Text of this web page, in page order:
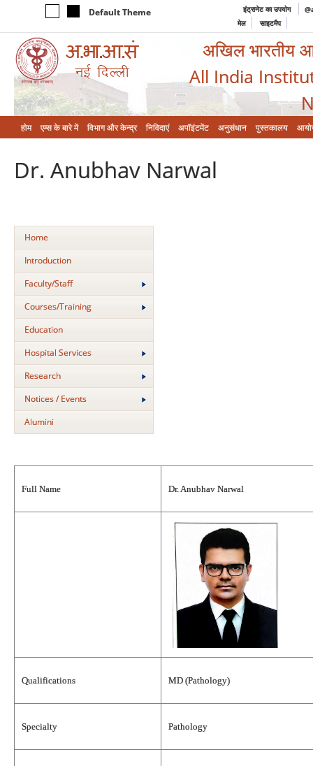
Default Theme इंट्रानेट का उपयोग
मेल
साइटमैप
अखिल भारतीय
All India
होम एम्‍स के बारे में विभाग और केन्‍द्र निविदाएं अपॉइंटमेंट अनुसंधान पुस्तकालय
Dr. Anubhav Narwal
Home
Introduction
Faculty/Staff
Courses/Training
Education
Hospital Services
Research
Notices / Events
Alumini
Full Name Dr. Anubhav Narwal
Qualifications MD (Pathology)
Specialty Pathology